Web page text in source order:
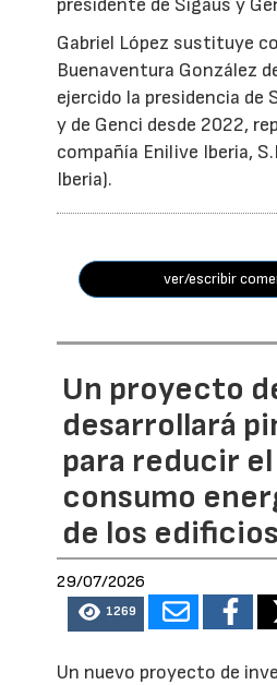
presidente de Sigaus y
Gabriel López sustituye
Buenaventura González
ejercido la presidencia de
y de Genci desde 2022,
compañía Enilive Iberia,
Iberia).
ver/escribir
Un proyecto
desarrollará
para reducir el
consumo
de los edificios
29/07/2026
1269
Un nuevo proyecto de